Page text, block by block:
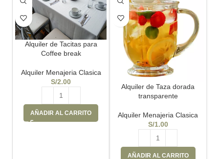
Alquiler de Tacitas para
Coffee break
Alquiler Menajeria Clasica
S/2.00
AÑADIR AL CARRITO
Alquiler de Taza dorada
transparente
Alquiler Menajeria Clasica
S/1.00
AÑADIR AL CARRITO